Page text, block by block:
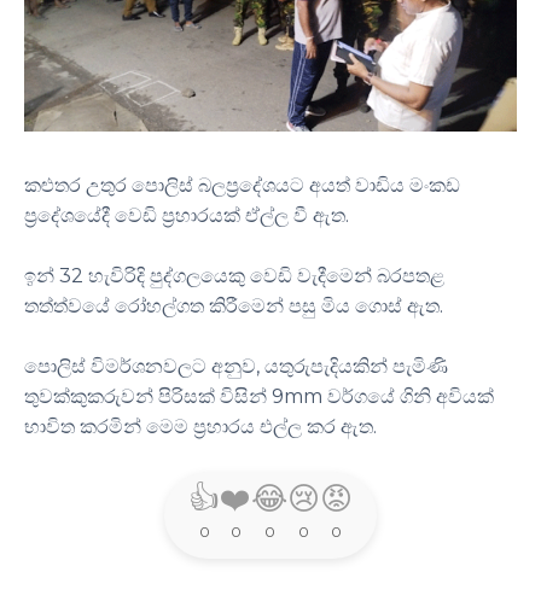
කළුතර උතුර පොලිස් බලප්‍රදේශයට අයත් වාඩිය මංකඩ
ප්‍රදේශයේදී වෙඩි ප්‍රහාරයක් ඒල්ල වී ඇත.
ඉන් 32 හැවිරිදි පුද්ගලයෙකු වෙඩි වැදීමෙන් බරපතළ
තත්ත්වයේ රෝහල්ගත කිරීමෙන් පසු මිය ගොස් ඇත.
පොලිස් විමර්ශනවලට අනුව, යතුරුපැදියකින් පැමිණි
තුවක්කුකරුවන් පිරිසක් විසින් 9mm වර්ගයේ ගිනි අවියක්
භාවිත කරමින් මෙම ප්‍රහාරය එල්ල කර ඇත.
👍
0
❤️
0
😂
0
😢
0
😡
0